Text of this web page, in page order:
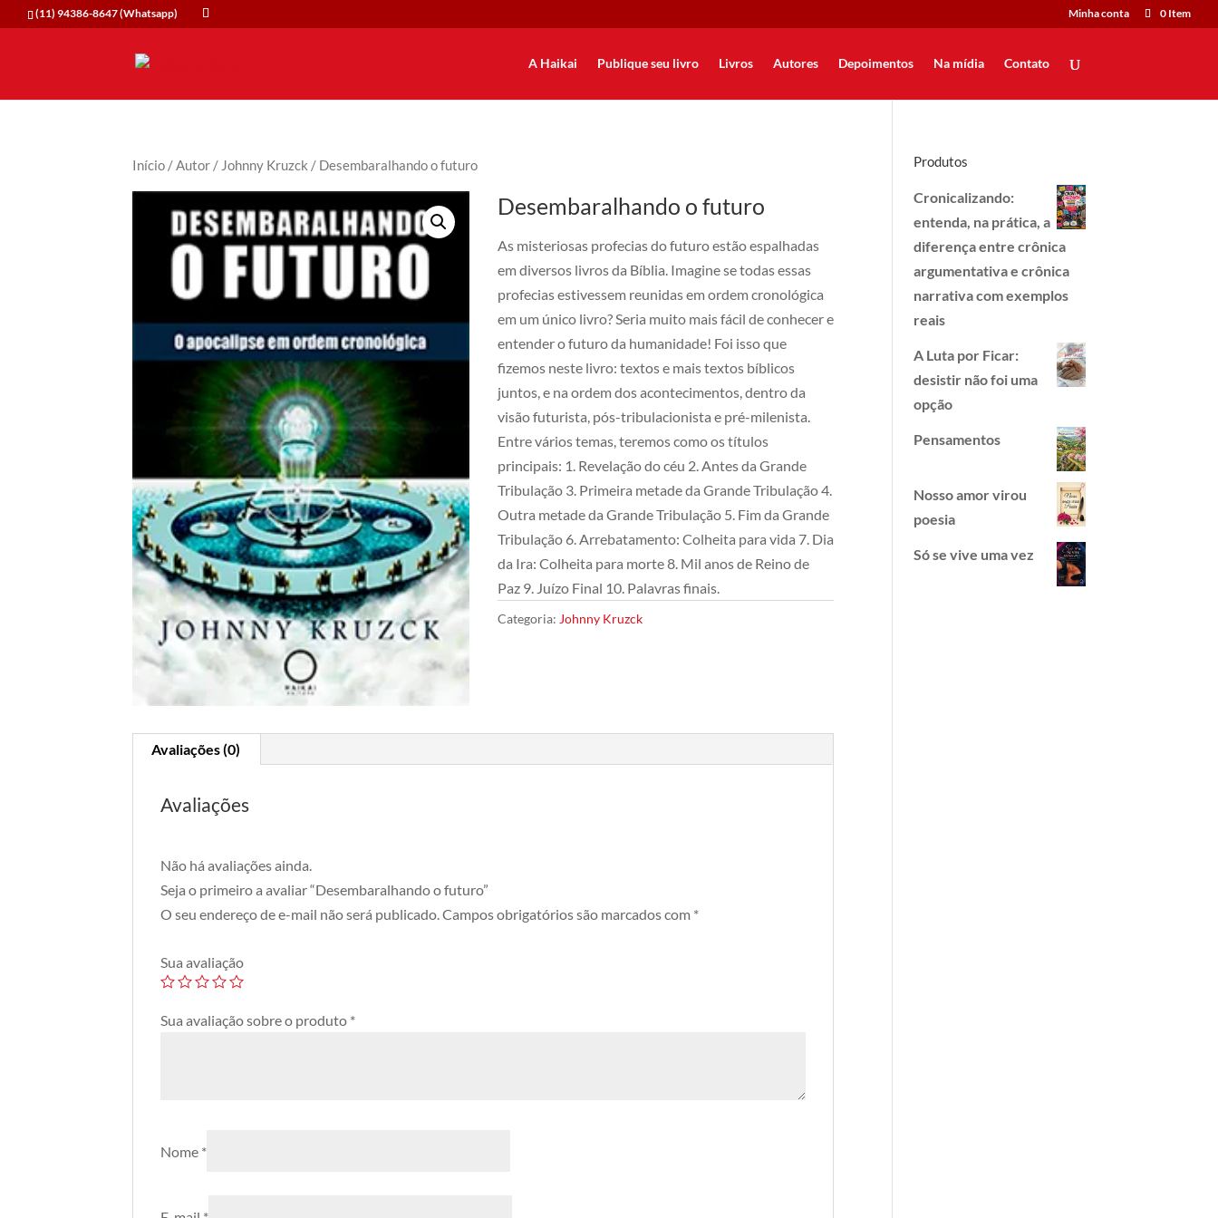
(11) 94386-8647 (Whatsapp) Minha conta 0 Item
A Haikai Publique seu livro Livros Autores Depoimentos Na mídia Contato
Início /Autor / Johnny Kruzck / Desembaralhando o futuro
Desembaralhando o futuro
As misteriosas profecias do futuro estão espalhadas
em diversos livros da Bíblia. Imagine se todas essas
profecias estivessem reunidas em ordem cronológica
em um único livro? Seria muito mais fácil de conhecer e
entender o futuro da humanidade! Foi isso que
fizemos neste livro: textos e mais textos bíblicos
juntos, e na ordem dos acontecimentos, dentro da
visão futurista, pós-tribulacionista e pré-milenista.
Entre vários temas, teremos como os títulos
principais: 1. Revelação do céu 2. Antes da Grande
Tribulação 3. Primeira metade da Grande Tribulação 4.
Outra metade da Grande Tribulação 5. Fim da Grande
Tribulação 6. Arrebatamento: Colheita para vida 7. Dia
da Ira: Colheita para morte 8. Mil anos de Reino de
Paz 9. Juízo Final 10. Palavras finais.
Categoria: Johnny Kruzck
Avaliações (0)
Avaliações
Não há avaliações ainda.
Seja o primeiro a avaliar “Desembaralhando o futuro”
O seu endereço de e-mail não será publicado.Campos obrigatórios são marcados com *
Sua avaliação
Sua avaliação sobre o produto *
Nome *
Produtos
Cronicalizando:
entenda, na prática, a
diferença entre crônica
argumentativa e crônica
narrativa com exemplos
reais
A Luta por Ficar:
desistir não foi uma
opção
Pensamentos
Nosso amor virou
poesia
Só se vive uma vez